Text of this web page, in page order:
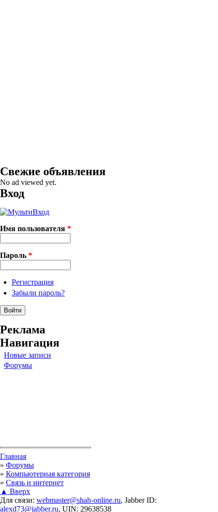
Свежие объявления
No ad viewed yet.
Вход
Имя пользователя *
Пароль *
Регистрация
Забыли пароль?
Реклама
Навигация
Новые записи
Форумы
Вы здесь
Главная
» Форумы
» Компьютерная категория
» Связь и интернет
▲ Вверх
Для связи: webmaster@shah-online.ru, Jabber ID:
alexd73@jabber.ru, UIN: 29638538